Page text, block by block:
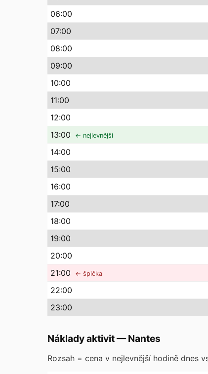
06:00
07:00
08:00
09:00
10:00
11:00
12:00
13:00 ← nejlevnější
14:00
15:00
16:00
17:00
18:00
19:00
20:00
21:00 ← špička
22:00
23:00
Náklady aktivit—Nantes
Rozsah = cena v nejlevnější hodině dnes